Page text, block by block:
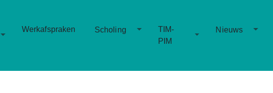
Toggle Dropdown
Werkafspraken Scholing Toggle Dropdown
TIM-
PIM
Toggle Dropdown
Nieuws